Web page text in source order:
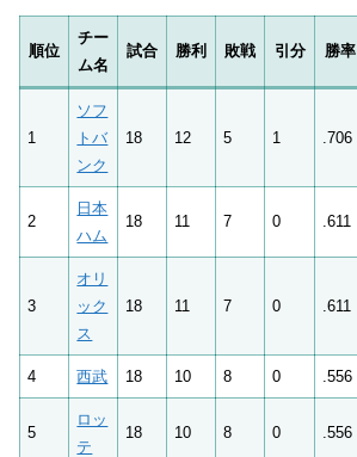
順位
チー
ム名
試合 勝利 敗戦 引分 勝率
1
ソフ
トバ
ンク
18 12 5 1 .706
2
日本
ハム
18 11 7 0 .611
3
オリ
ック
ス
18 11 7 0 .611
4 西武 18 10 8 0 .556
5
ロッ
テ
18 10 8 0 .556